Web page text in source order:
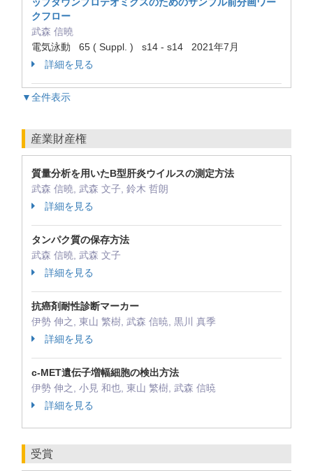
クフロー
武森 信曉
電気泳動 65 ( Suppl. ) s14 - s14 2021年7月
詳細を見る
▼全件表示
産業財産権
質量分析を用いたB型肝炎ウイルスの測定方法
武森 信曉, 武森 文子, 鈴木 哲朗
詳細を見る
タンパク質の保存方法
武森 信曉, 武森 文子
詳細を見る
抗癌剤耐性診断マーカー
伊勢 伸之, 東山 繁樹, 武森 信暁, 黒川 真季
詳細を見る
c-MET遺伝子増幅細胞の検出方法
伊勢 伸之, 小見 和也, 東山 繁樹, 武森 信暁
詳細を見る
受賞